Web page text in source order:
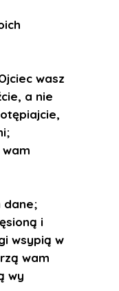
wasz
a nie
dane;
i
wsypią w
wam
wy